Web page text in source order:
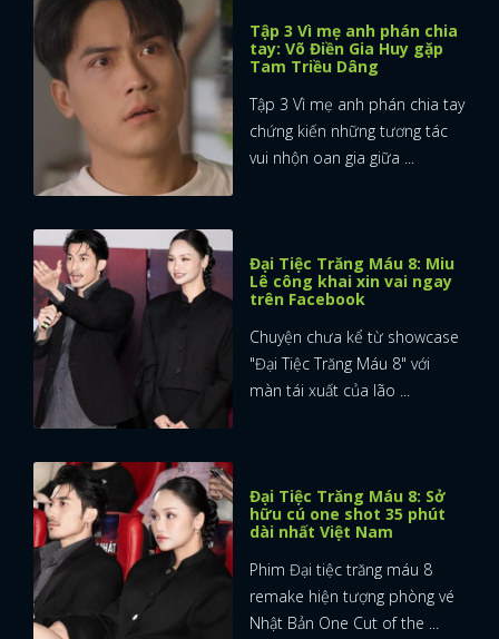
Tập 3 Vì mẹ anh phán chia
tay: Võ Điền Gia Huy gặp
Tam Triều Dâng
Tập 3 Vì mẹ anh phán chia tay
chứng kiến những tương tác
vui nhộn oan gia giữa ...
Đại Tiệc Trăng Máu 8: Miu
Lê công khai xin vai ngay
trên Facebook
Chuyện chưa kể từ showcase
"Đại Tiệc Trăng Máu 8" với
màn tái xuất của lão ...
Đại Tiệc Trăng Máu 8: Sở
hữu cú one shot 35 phút
dài nhất Việt Nam
Phim Đại tiệc trăng máu 8
remake hiện tượng phòng vé
Nhật Bản One Cut of the ...